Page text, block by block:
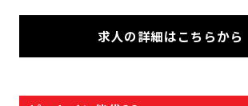
求人の詳細はこちらから